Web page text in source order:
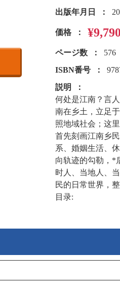
出版年月日
価格 ¥9,790
ページ数
576
ISBN番号
説明
何处是江南？言
南在乡土，立足
照地域社会；这
首先刻画江南乡
系、婚姻生活、
向轨迹的勾勒，*
时人、当地人、
民的日常世界，
目录: